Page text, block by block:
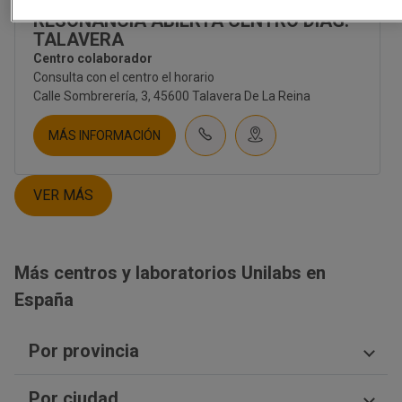
SOBRE NOSOTROS
CULTURA
EMPLEO
CONTACTO
NOTICIAS
NEWSLETTER
BLOG
TIENDA UNILABS.ONLINE
FERTILIDAD
TEST PRENATAL NO INVASIVO
SALUD SEXUAL | ETS
DIGESTIVO
RESONANCIA ABIERTA CENTRO DIAG.
TALAVERA
Centro colaborador
Consulta con el centro el horario
Calle Sombrerería, 3, 45600 Talavera De La Reina
MÁS INFORMACIÓN
VER MÁS
Más centros y laboratorios Unilabs en
España
Por provincia